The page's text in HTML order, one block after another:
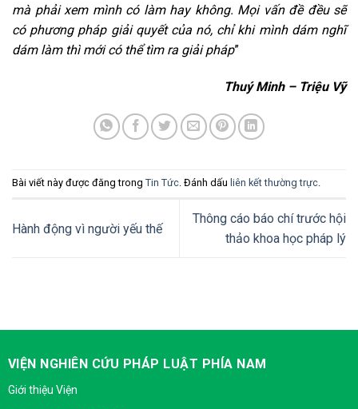
mà phải xem mình có làm hay không. Mọi vấn đề đều sẽ
có phương pháp giải quyết của nó, chỉ khi mình dám nghĩ
dám làm thì mới có thể tìm ra giải pháp”
Thuý Minh – Triệu Vỹ
Bài viết này được đăng trong Tin Tức. Đánh dấu liên kết thường trực.
Hành động vì người yếu thế
Thông cáo báo chí trước hội
thảo khoa học pháp lý
VIỆN NGHIÊN CỨU PHÁP LUẬT PHÍA NAM
Giới thiệu Viện